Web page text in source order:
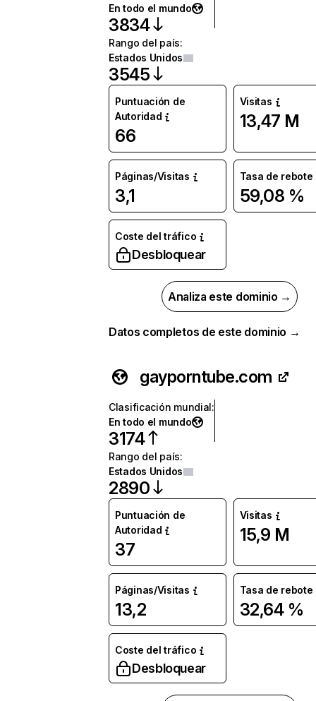
En todo el mundo
3834
Rango del país:
Estados Unidos
3545
Puntuación de
Autoridad
66
Visitas
13,47 M
Páginas/Visitas
3,1
Tasa de rebote
59,08 %
Coste del tráfico
Desbloquear
Analiza este dominio →
Datos completos de este dominio →
gayporntube.com
Clasificación mundial:
En todo el mundo
3174
Rango del país:
Estados Unidos
2890
Puntuación de
Autoridad
37
Visitas
15,9 M
Páginas/Visitas
13,2
Tasa de rebote
32,64 %
Coste del tráfico
Desbloquear